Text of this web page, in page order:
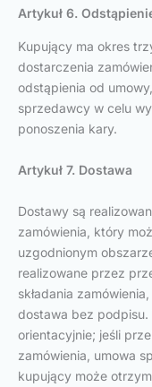
Artykuł 6.
Kupujący ma okres
dostarczenia
odstąpienia od
sprzedawcy w celu
ponoszenia kary.
Artykuł 7. Dostawa
Dostawy są
zamówienia, który
uzgodnionym
realizowane przez
składania
dostawa bez
orientacyjnie; jeśli
zamówienia, umowa
kupujący może